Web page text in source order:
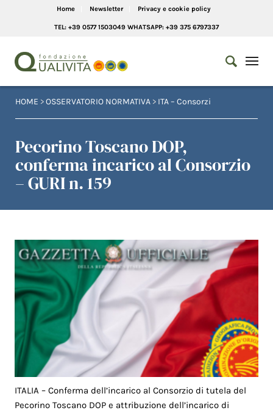
Home Newsletter Privacy e cookie policy
TEL: +39 0577 1503049 WHATSAPP: +39 375 6797337
HOME >OSSERVATORIO NORMATIVA > ITA – Consorzi
Pecorino Toscano DOP,
conferma incarico al Consorzio
– GURI n. 159
ITALIA – Conferma dell’incarico al Consorzio di tutela del
Pecorino Toscano DOP e attribuzione dell’incarico di